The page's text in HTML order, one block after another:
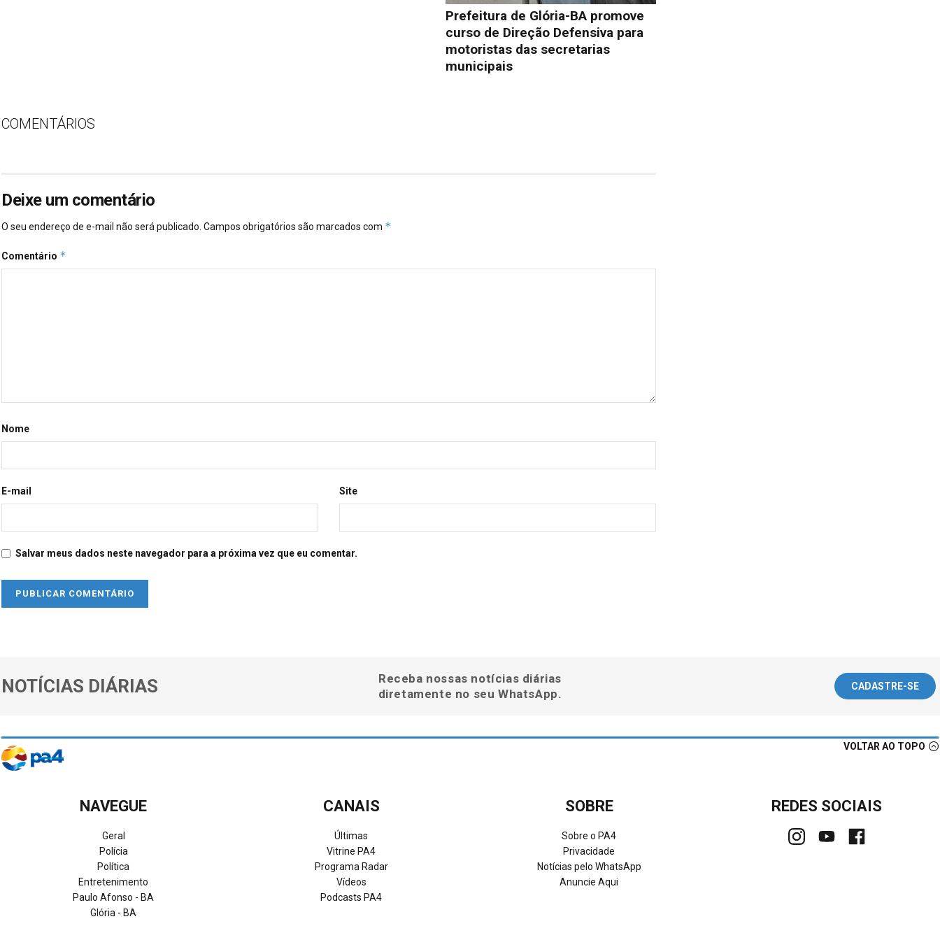
Prefeitura de Glória-BA promove
curso de Direção Defensiva para
motoristas das secretarias
municipais
COMENTÁRIOS
Deixe um comentário
O seu endereço de e-mail não será publicado. Campos obrigatórios são marcados com *
Comentário *
Nome
E-mail Site
Salvar meus dados neste navegador para a próxima vez que eu comentar.
NOTÍCIAS DIÁRIAS
Receba nossas notícias diárias
diretamente no seu WhatsApp.
CADASTRE-SE
VOLTAR AO TOPO
NAVEGUE
Geral
Polícia
Política
Entretenimento
Paulo Afonso - BA
Glória - BA
CANAIS
Últimas
Vitrine PA4
Programa Radar
Vídeos
Podcasts PA4
SOBRE
Sobre o PA4
Privacidade
Notícias pelo WhatsApp
Anuncie Aqui
REDES SOCIAIS